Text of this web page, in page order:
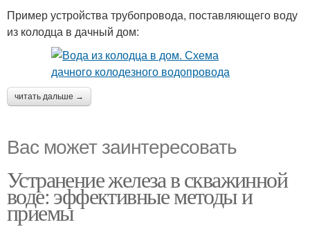
Пример устройства трубопровода, поставляющего воду
из колодца в дачный дом:
читать дальше →
Вас может заинтересовать
Устранение железа в скважинной
воде: эффективные методы и
приемы